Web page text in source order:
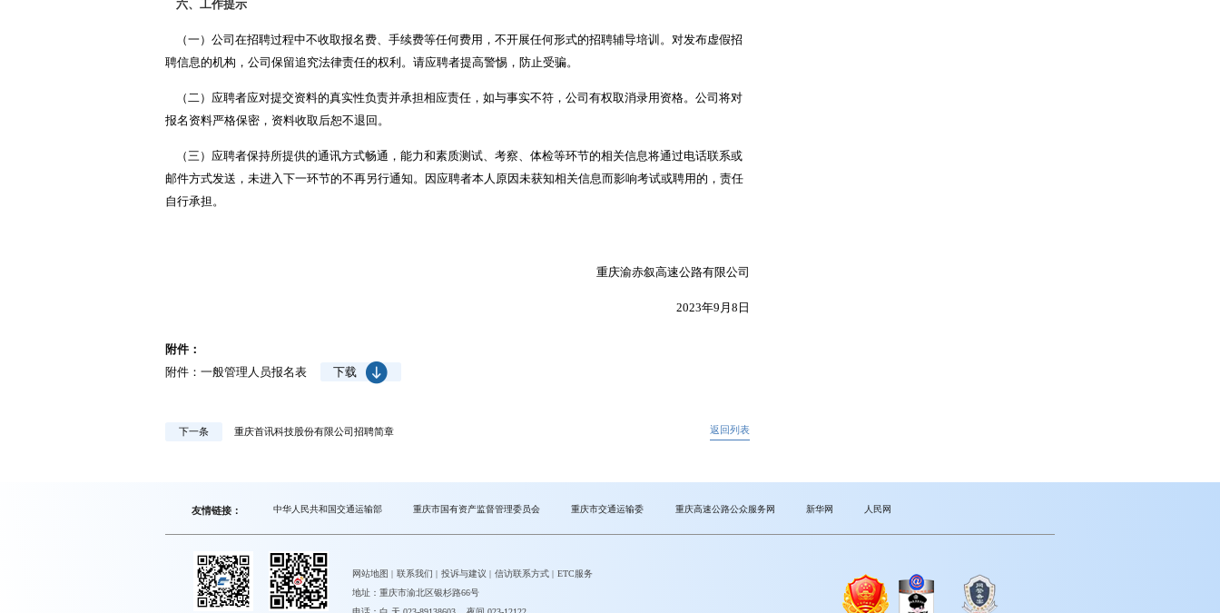
六、工作提示
（一）公司在招聘过程中不收取报名费、手续费等任何费用，不开展任何形式的招聘辅导培训。对发布虚假招
聘信息的机构，公司保留追究法律责任的权利。请应聘者提高警惕，防止受骗。
（二）应聘者应对提交资料的真实性负责并承担相应责任，如与事实不符，公司有权取消录用资格。公司将对
报名资料严格保密，资料收取后恕不退回。
（三）应聘者保持所提供的通讯方式畅通，能力和素质测试、考察、体检等环节的相关信息将通过电话联系或
邮件方式发送，未进入下一环节的不再另行通知。因应聘者本人原因未获知相关信息而影响考试或聘用的，责任
自行承担。
重庆渝赤叙高速公路有限公司
2023年9月8日
附件：
附件：一般管理人员报名表
下载
下一条 重庆首讯科技股份有限公司招聘简章 返回列表
友情链接： 中华人民共和国交通运输部 重庆市国有资产监督管理委员会 重庆市交通运输委 重庆高速公路公众服务网 新华网 人民网
网站地图 | 联系我们 | 投诉与建议 | 信访联系方式 | ETC服务
地址：重庆市渝北区银杉路66号